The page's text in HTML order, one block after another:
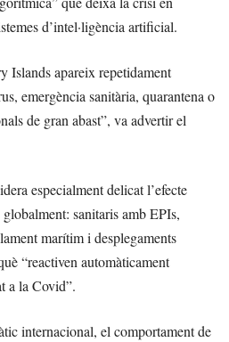
d’intel·ligència artificial.
Islands apareix repetidament
emergència sanitària, quarantena o
de gran abast”, va advertir el
especialment delicat l’efecte
sanitaris amb EPIs,
marítim i desplegaments
“reactiven automàticament
a la Covid”.
internacional, el comportament de